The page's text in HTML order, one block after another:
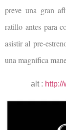
preve una gran
ratillo antes para
asistir al pre-
una magnífica
alt :